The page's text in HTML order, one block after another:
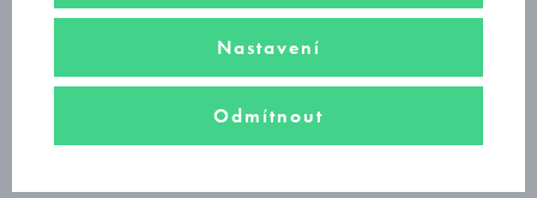
Nastavení
Odmítnout